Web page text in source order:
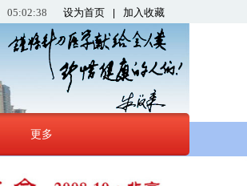
设为首页 加入收藏
05:02:39
更多